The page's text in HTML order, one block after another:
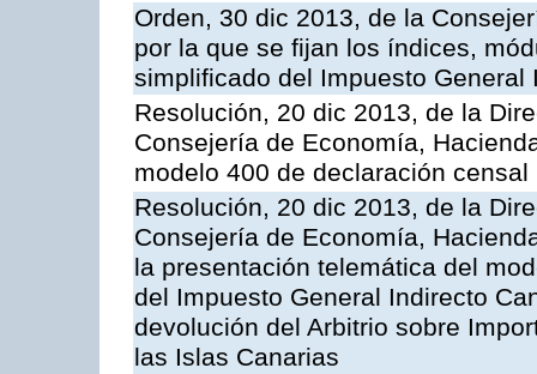
Orden, 30 dic 2013, de la
por la que se fijan los índices,
simplificado del Impuesto
Resolución, 20 dic 2013, de la
Consejería de Economía,
modelo 400 de declaración censal
Resolución, 20 dic 2013, de la
Consejería de Economía,
la presentación telemática del
del Impuesto General Indirecto
devolución del Arbitrio sobre
las Islas Canarias